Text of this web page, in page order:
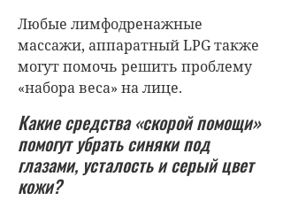
Любые лимфодренажные
массажи, аппаратный LPG также
могут помочь решить проблему
«набора веса» на лице.
Какие средства «скорой помощи»
помогут убрать синяки под
глазами, усталость и серый цвет
кожи?